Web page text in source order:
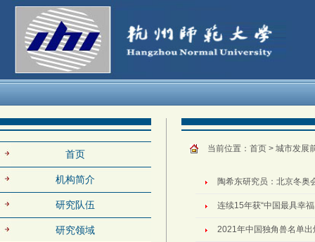
首页
机构简介
研究队伍
研究领域
当前位置： 首页 > 城市发展
陶希东研究员：北京冬奥
连续15年获“中国最具幸
2021年中国独角兽名单出